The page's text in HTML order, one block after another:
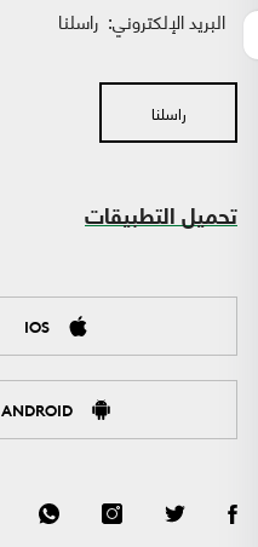
البريد الإلكتروني: راسلنا
راسلنا
تحميل التطبيقات
IOS
ANDROID